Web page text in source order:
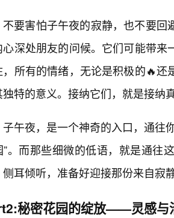
不要害怕子午夜的寂静，也不要
心深处朋友的问候。它们可能带
，所有的情绪，无论是积极的🔥
独特的意义。接纳它们，就是接纳
子午夜，是一个神奇的入口，通往
”。而那些细微的低语，就是通往
耳倾听，准备好迎接那份来自寂
秘密花园的绽放——灵感与